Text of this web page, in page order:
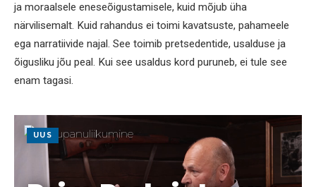
ja moraalsele eneseõigustamisele, kuid mõjub üha
närvilisemalt. Kuid rahandus ei toimi kavatsuste, pahameele
ega narratiivide najal. See toimib pretsedentide, usalduse ja
õigusliku jõu peal. Kui see usaldus kord puruneb, ei tule see
enam tagasi.
UUS